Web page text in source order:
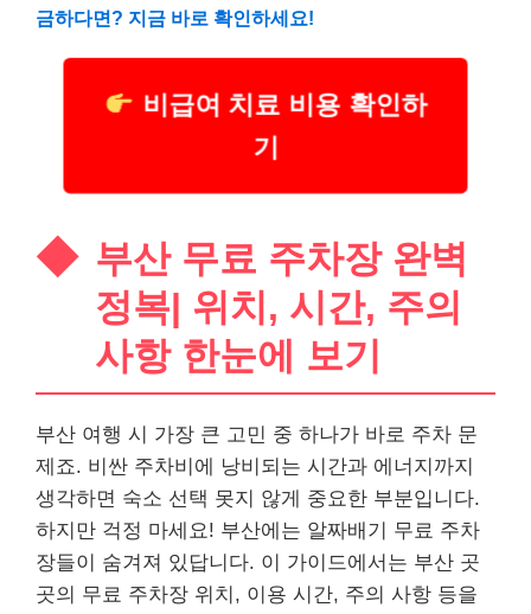
금하다면? 지금 바로 확인하세요!
비급여 치료 비용 확인하
기
부산 무료 주차장 완벽
정복| 위치, 시간, 주의
사항 한눈에 보기
부산 여행 시 가장 큰 고민 중 하나가 바로 주차 문
제죠. 비싼 주차비에 낭비되는 시간과 에너지까지
생각하면 숙소 선택 못지 않게 중요한 부분입니다.
하지만 걱정 마세요! 부산에는 알짜배기 무료 주차
장들이 숨겨져 있답니다. 이 가이드에서는 부산 곳
곳의 무료 주차장 위치, 이용 시간, 주의 사항 등을